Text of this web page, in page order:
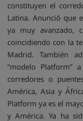
constituyen el
Latina. Anunció que
ya muy avanzado,
coincidiendo con la
Madrid. También
“modelo Platform”
corredores o
América, Asia y
Platform ya es el
y América. Ya ha